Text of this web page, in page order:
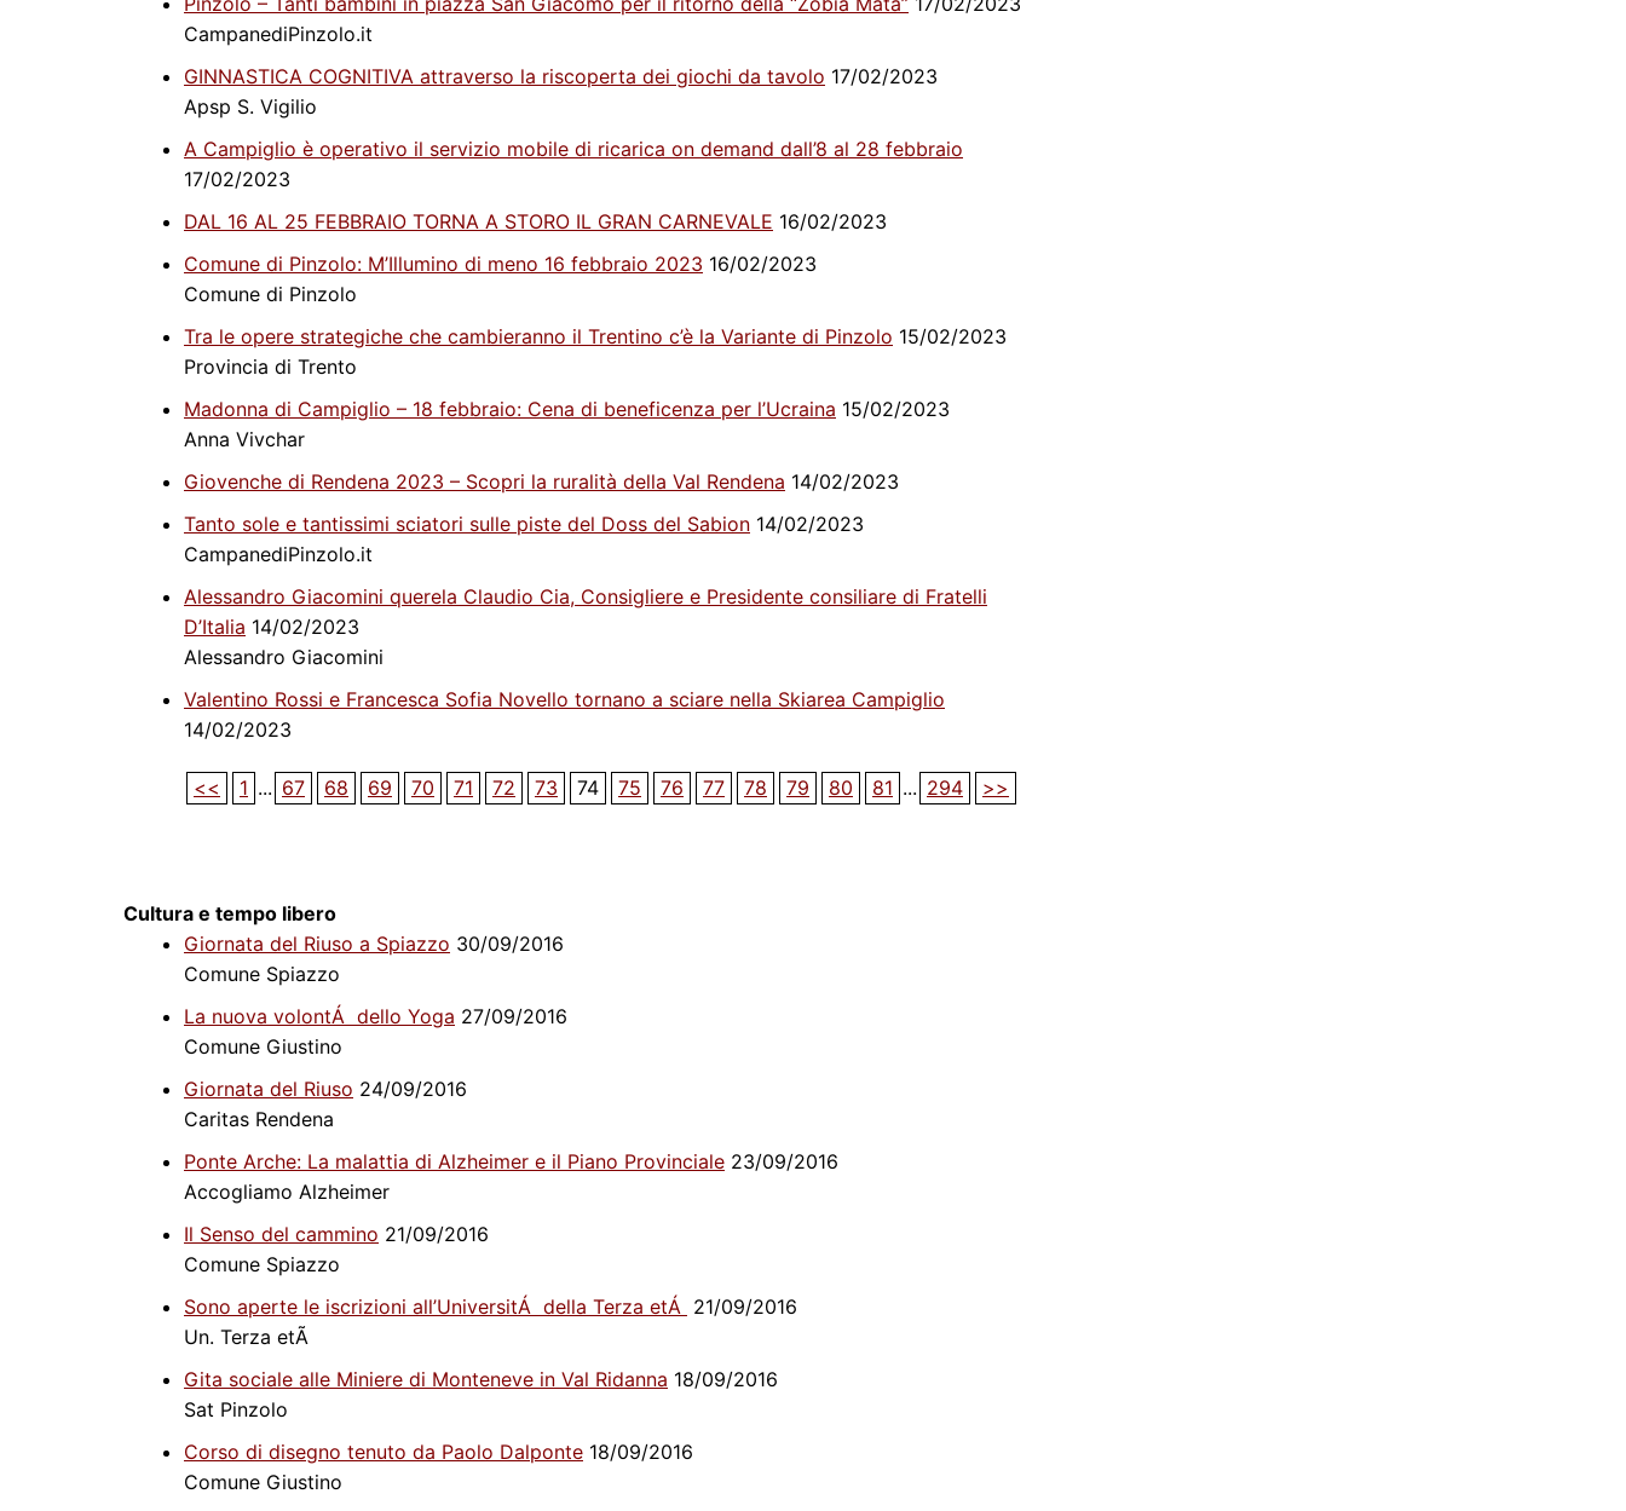
CampanediPinzolo.it
GINNASTICA COGNITIVA attraverso la riscoperta dei giochi da tavolo 17/02/2023
Apsp S. Vigilio
A Campiglio è operativo il servizio mobile di ricarica on demand dall’8 al 28 febbraio
17/02/2023
DAL 16 AL 25 FEBBRAIO TORNA A STORO IL GRAN CARNEVALE 16/02/2023
Comune di Pinzolo: M’Illumino di meno 16 febbraio 2023 16/02/2023
Comune di Pinzolo
Tra le opere strategiche che cambieranno il Trentino c’è la Variante di Pinzolo 15/02/2023
Provincia di Trento
Madonna di Campiglio – 18 febbraio: Cena di beneficenza per l’Ucraina 15/02/2023
Anna Vivchar
Giovenche di Rendena 2023 – Scopri la ruralità della Val Rendena 14/02/2023
Tanto sole e tantissimi sciatori sulle piste del Doss del Sabion 14/02/2023
CampanediPinzolo.it
Alessandro Giacomini querela Claudio Cia, Consigliere e Presidente consiliare di Fratelli
D’Italia 14/02/2023
Alessandro Giacomini
Valentino Rossi e Francesca Sofia Novello tornano a sciare nella Skiarea Campiglio
14/02/2023
<< 1 ... 67 68 69 70 71 72 73 74 75 76 77 78 79 80 81 ... 294 >>
Cultura e tempo libero
Giornata del Riuso a Spiazzo 30/09/2016
Comune Spiazzo
La nuova volontÁ dello Yoga 27/09/2016
Comune Giustino
Giornata del Riuso 24/09/2016
Caritas Rendena
Ponte Arche: La malattia di Alzheimer e il Piano Provinciale 23/09/2016
Accogliamo Alzheimer
Il Senso del cammino 21/09/2016
Comune Spiazzo
Sono aperte le iscrizioni all’UniversitÁ della Terza etÁ 21/09/2016
Un. Terza etÃ
Gita sociale alle Miniere di Monteneve in Val Ridanna 18/09/2016
Sat Pinzolo
Corso di disegno tenuto da Paolo Dalponte 18/09/2016
Comune Giustino